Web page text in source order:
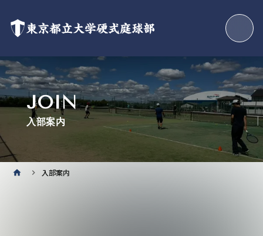
東京都立大学硬式庭球部
JOIN
入部案内
home keyboard_arrow_right 入部案内